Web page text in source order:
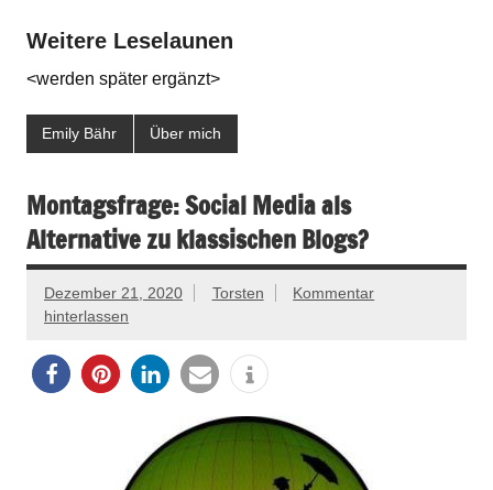
Weitere Leselaunen
<werden später ergänzt>
Emily Bähr Über mich
Montagsfrage: Social Media als
Alternative zu klassischen Blogs?
Dezember 21, 2020 Torsten
Kommentar
hinterlassen